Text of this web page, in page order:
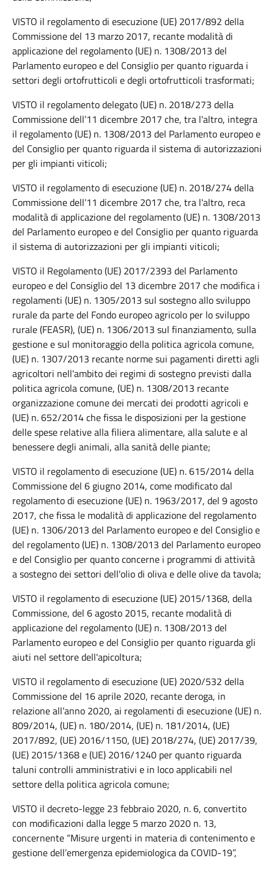
VISTO il regolamento di esecuzione (UE) 2017/892 della
Commissione del 13 marzo 2017, recante modalità di
applicazione del regolamento (UE) n. 1308/2013 del
Parlamento europeo e del Consiglio per quanto riguarda i
settori degli ortofrutticoli e degli ortofrutticoli trasformati;
VISTO il regolamento delegato (UE) n. 2018/273 della
Commissione dell’11 dicembre 2017 che, tra l'altro, integra
il regolamento (UE) n. 1308/2013 del Parlamento europeo e
del Consiglio per quanto riguarda il sistema di autorizzazioni
per gli impianti viticoli;
VISTO il regolamento di esecuzione (UE) n. 2018/274 della
Commissione dell’11 dicembre 2017 che, tra l'altro, reca
modalità di applicazione del regolamento (UE) n. 1308/2013
del Parlamento europeo e del Consiglio per quanto riguarda
il sistema di autorizzazioni per gli impianti viticoli;
VISTO il Regolamento (UE) 2017/2393 del Parlamento
europeo e del Consiglio del 13 dicembre 2017 che modifica i
regolamenti (UE) n. 1305/2013 sul sostegno allo sviluppo
rurale da parte del Fondo europeo agricolo per lo sviluppo
rurale (FEASR), (UE) n. 1306/2013 sul finanziamento, sulla
gestione e sul monitoraggio della politica agricola comune,
(UE) n. 1307/2013 recante norme sui pagamenti diretti agli
agricoltori nell'ambito dei regimi di sostegno previsti dalla
politica agricola comune, (UE) n. 1308/2013 recante
organizzazione comune dei mercati dei prodotti agricoli e
(UE) n. 652/2014 che fissa le disposizioni per la gestione
delle spese relative alla filiera alimentare, alla salute e al
benessere degli animali, alla sanità delle piante;
VISTO il regolamento di esecuzione (UE) n. 615/2014 della
Commissione del 6 giugno 2014, come modificato dal
regolamento di esecuzione (UE) n. 1963/2017, del 9 agosto
2017, che fissa le modalità di applicazione del regolamento
(UE) n. 1306/2013 del Parlamento europeo e del Consiglio e
del regolamento (UE) n. 1308/2013 del Parlamento europeo
e del Consiglio per quanto concerne i programmi di attività
a sostegno dei settori dell'olio di oliva e delle olive da tavola;
VISTO il regolamento di esecuzione (UE) 2015/1368, della
Commissione, del 6 agosto 2015, recante modalità di
applicazione del regolamento (UE) n. 1308/2013 del
Parlamento europeo e del Consiglio per quanto riguarda gli
aiuti nel settore dell'apicoltura;
VISTO il regolamento di esecuzione (UE) 2020/532 della
Commissione del 16 aprile 2020, recante deroga, in
relazione all’anno 2020, ai regolamenti di esecuzione (UE) n.
809/2014, (UE) n. 180/2014, (UE) n. 181/2014, (UE)
2017/892, (UE) 2016/1150, (UE) 2018/274, (UE) 2017/39,
(UE) 2015/1368 e (UE) 2016/1240 per quanto riguarda
taluni controlli amministrativi e in loco applicabili nel
settore della politica agricola comune;
VISTO il decreto-legge 23 febbraio 2020, n. 6, convertito
con modificazioni dalla legge 5 marzo 2020 n. 13,
concernente “Misure urgenti in materia di contenimento e
gestione dell’emergenza epidemiologica da COVID-19”,